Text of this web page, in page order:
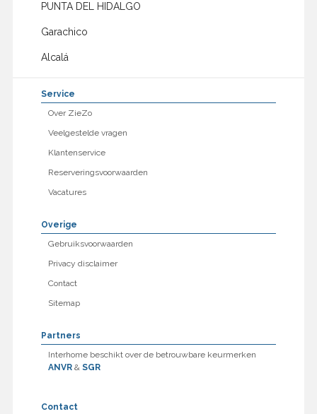
PUNTA DEL HIDALGO
Garachico
Alcalá
Service
Over ZieZo
Veelgestelde vragen
Klantenservice
Reserveringsvoorwaarden
Vacatures
Overige
Gebruiksvoorwaarden
Privacy disclaimer
Contact
Sitemap
Partners
Interhome beschikt over de betrouwbare keurmerken
ANVR& SGR
Contact